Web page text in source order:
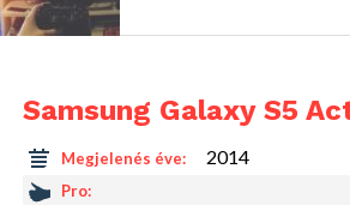
Samsung Galaxy S5
Megjelenés éve: 2014
Pro: